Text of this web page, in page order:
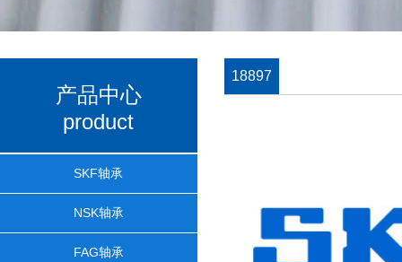
产品中心
product
SKF轴承
NSK轴承
FAG轴承
18897